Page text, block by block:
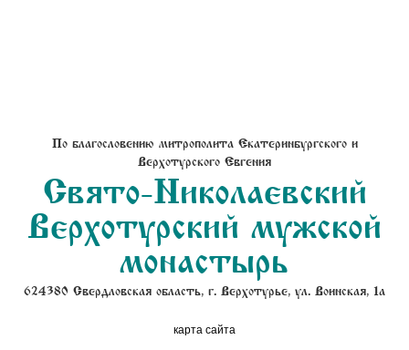
По благословению митрополита Екатеринбургского и
Верхотурского Евгения
Свято-Николаевский
Верхотурский мужской
монастырь
624380 Свердловская область, г. Верхотурье, ул. Воинская, 1а
карта сайта